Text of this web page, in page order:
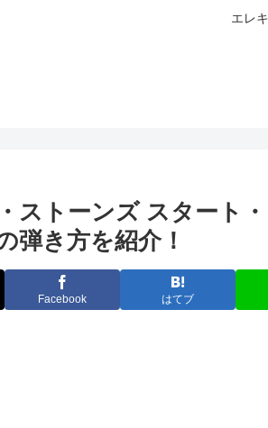
エレ
ストーンズ スタート
弾き方を紹介！
Facebook はてブ